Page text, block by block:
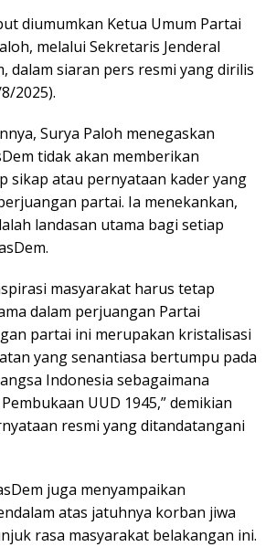
diumumkan Ketua Umum Partai
melalui Sekretaris Jenderal
dalam siaran pers resmi yang dirilis
2025).
Surya Paloh menegaskan
tidak akan memberikan
sikap atau pernyataan kader yang
partai. Ia menekankan,
landasan utama bagi setiap
masyarakat harus tetap
dalam perjuangan Partai
partai ini merupakan kristalisasi
yang senantiasa bertumpu pada
Indonesia sebagaimana
UUD 1945,” demikian
resmi yang ditandatangani
juga menyampaikan
atas jatuhnya korban jiwa
rasa masyarakat belakangan ini.